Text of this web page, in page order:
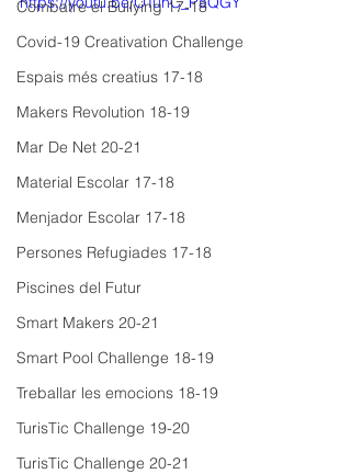
Combatre el Bullying 17-18
Covid-19 Creativation Challenge
Espais més creatius 17-18
Makers Revolution 18-19
Mar De Net 20-21
Material Escolar 17-18
Menjador Escolar 17-18
Persones Refugiades 17-18
Piscines del Futur
Smart Makers 20-21
Smart Pool Challenge 18-19
Treballar les emocions 18-19
TurisTic Challenge 19-20
TurisTic Challenge 20-21